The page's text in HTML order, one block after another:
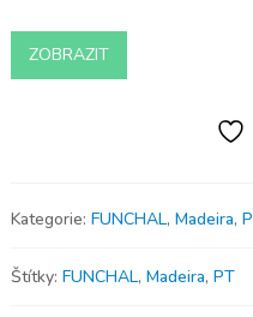
ZOBRAZIT
Kategorie: FUNCHAL, Madeira,
Štítky: FUNCHAL, Madeira, PT